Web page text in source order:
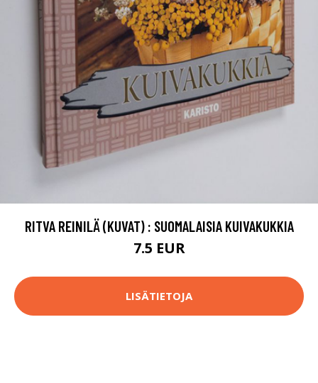
RITVA REINILÄ (KUVAT) : SUOMALAISIA KUIVAKUKKIA
7.5 EUR
LISÄTIETOJA